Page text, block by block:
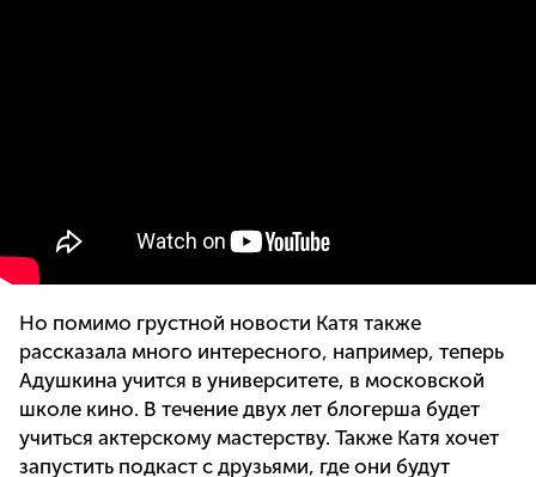
Но помимо грустной новости Катя также
рассказала много интересного, например, теперь
Адушкина учится в университете, в московской
школе кино. В течение двух лет блогерша будет
учиться актерскому мастерству. Также Катя хочет
запустить подкаст с друзьями, где они будут